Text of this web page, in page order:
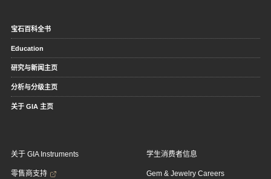
宝石百科全书
Education
研究与新闻主页
分析与分级主页
关于 GIA 主页
关于 GIA Instruments
零售商支持
学生消费者信息
Gem & Jewelry Careers